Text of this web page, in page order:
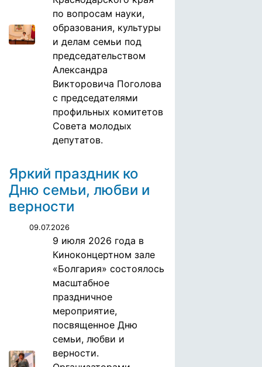
по вопросам науки,
образования, культуры
и делам семьи под
председательством
Александра
Викторовича Поголова
с председателями
профильных комитетов
Совета молодых
депутатов.
Яркий праздник ко
Дню семьи, любви и
верности
09.07.2026
9 июля 2026 года в
Киноконцертном зале
«Болгария» состоялось
масштабное
праздничное
мероприятие,
посвященное Дню
семьи, любви и
верности.